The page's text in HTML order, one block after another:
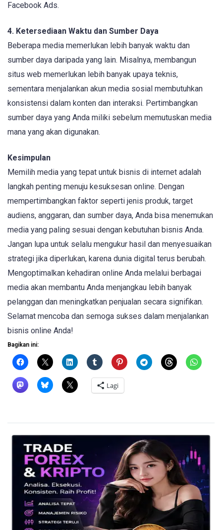
Facebook Ads.
4. Ketersediaan Waktu dan Sumber Daya
Beberapa media memerlukan lebih banyak waktu dan
sumber daya daripada yang lain. Misalnya, membangun
situs web memerlukan lebih banyak upaya teknis,
sementara menjalankan akun media sosial membutuhkan
konsistensi dalam konten dan interaksi. Pertimbangkan
sumber daya yang Anda miliki sebelum memutuskan media
mana yang akan digunakan.
Kesimpulan
Memilih media yang tepat untuk bisnis di internet adalah
langkah penting menuju kesuksesan online. Dengan
mempertimbangkan faktor seperti jenis produk, target
audiens, anggaran, dan sumber daya, Anda bisa menemukan
media yang paling sesuai dengan kebutuhan bisnis Anda.
Jangan lupa untuk selalu mengukur hasil dan menyesuaikan
strategi jika diperlukan, karena dunia digital terus berubah.
Mengoptimalkan kehadiran online Anda melalui berbagai
media akan membantu Anda menjangkau lebih banyak
pelanggan dan meningkatkan penjualan secara signifikan.
Selamat mencoba dan semoga sukses dalam menjalankan
bisnis online Anda!
Bagikan ini:
Lagi